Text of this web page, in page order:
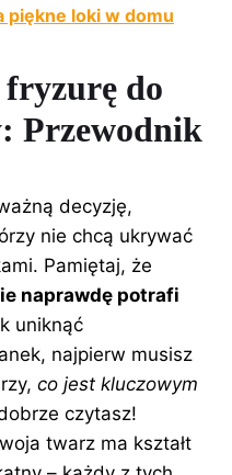
loki w domu
fryzurę do
Przewodnik
decyzję,
nie chcą ukrywać
Pamiętaj, że
naprawdę potrafi
uniknąć
najpierw musisz
co jest kluczowym
czytasz!
twarz ma kształt